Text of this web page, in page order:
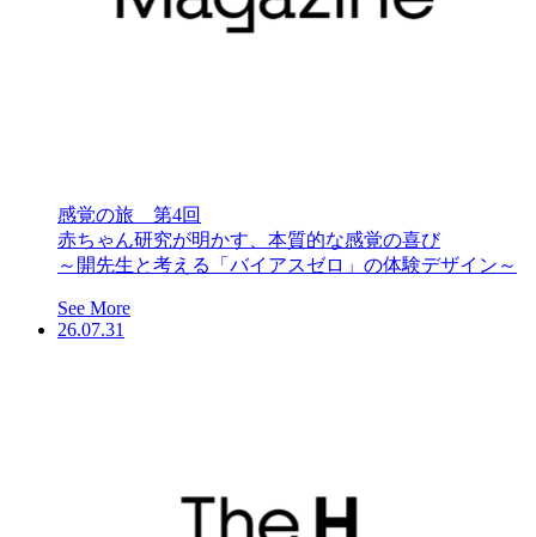
感覚の旅 第4回
赤ちゃん研究が明かす、本質的な感覚の喜び
～開先生と考える「バイアスゼロ」の体験デザイン～
See More
26.07.31